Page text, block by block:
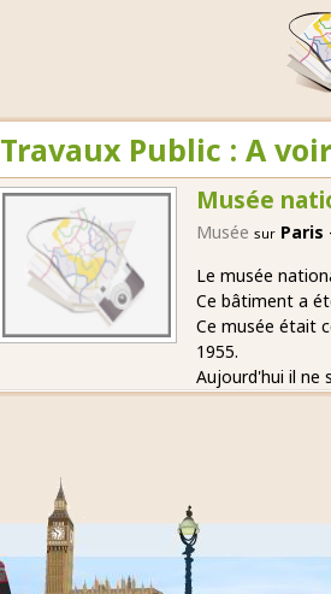
Travaux Public : A
Musée
Musée sur Paris
Le musée
Ce bâtiment a
Ce musée était
1955.
Aujourd'hui il ne